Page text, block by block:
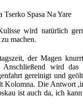
Tserko Spasa Na Yare
wird natürlich
machen.
der Magen
wird das
gereinigt und
Kolomna. Die Antwort
ist auch da, ich